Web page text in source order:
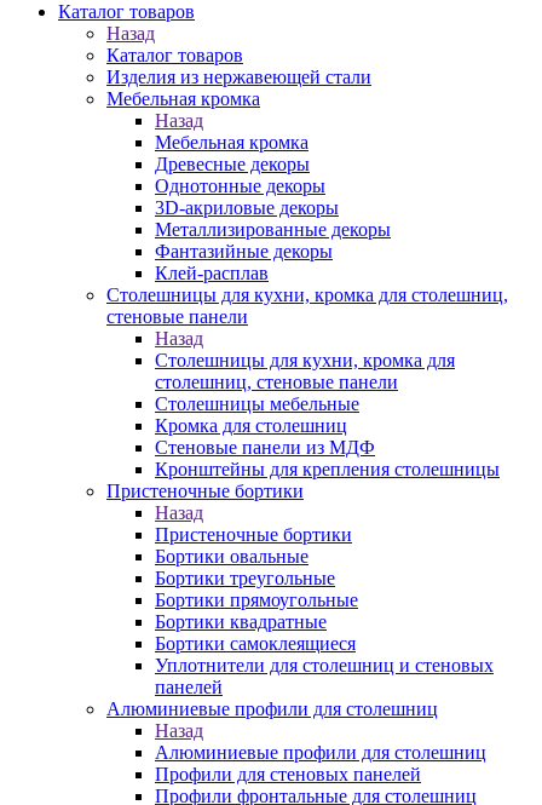
Каталог товаров
Назад
Каталог товаров
Изделия из нержавеющей стали
Мебельная кромка
Назад
Мебельная кромка
Древесные декоры
Однотонные декоры
3D-акриловые декоры
Металлизированные декоры
Фантазийные декоры
Клей-расплав
Столешницы для кухни, кромка для столешниц,
стеновые панели
Назад
Столешницы для кухни, кромка для
столешниц, стеновые панели
Столешницы мебельные
Кромка для столешниц
Стеновые панели из МДФ
Кронштейны для крепления столешницы
Пристеночные бортики
Назад
Пристеночные бортики
Бортики овальные
Бортики треугольные
Бортики прямоугольные
Бортики квадратные
Бортики самоклеящиеся
Уплотнители для столешниц и стеновых
панелей
Алюминиевые профили для столешниц
Назад
Алюминиевые профили для столешниц
Профили для стеновых панелей
Профили фронтальные для столешниц